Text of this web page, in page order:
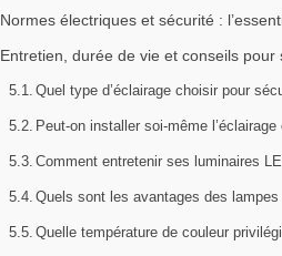
Normes électriques et sécurité :
Entretien, durée de vie et conseils
Quel type d’éclairage choisir pour
Peut-on installer soi-même
Comment entretenir ses luminaires
Quels sont les avantages des
Quelle température de couleur